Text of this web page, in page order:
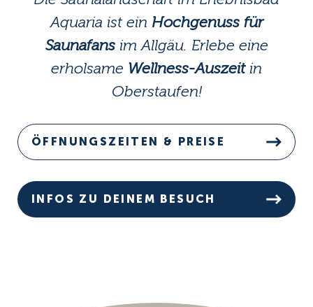
Aquaria ist ein Hochgenuss für
Saunafansim Allgäu. Erlebe eine
erholsame Wellness-Auszeitin
Oberstaufen!
ÖFFNUNGSZEITEN & PREISE
INFOS ZU DEINEM BESUCH